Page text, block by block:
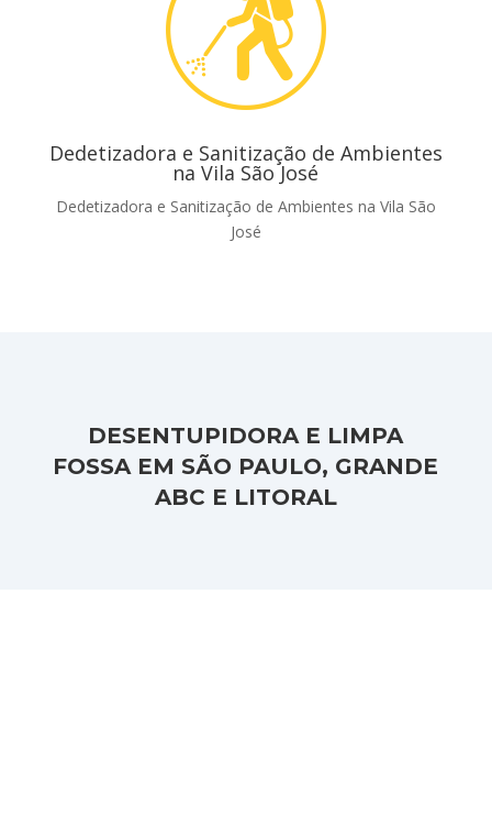
Dedetizadora e Sanitização de Ambientes
na Vila São José
Dedetizadora e Sanitização de Ambientes na Vila São
José
DESENTUPIDORA E LIMPA
FOSSA EM SÃO PAULO, GRANDE
ABC E LITORAL